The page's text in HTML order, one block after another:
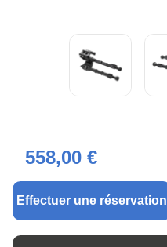
558,00 €
Effectuer une réservation